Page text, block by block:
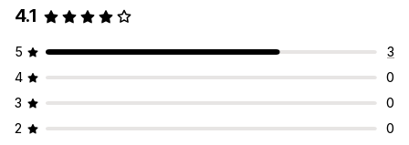
4.1
5
3
4
0
3
0
2
0